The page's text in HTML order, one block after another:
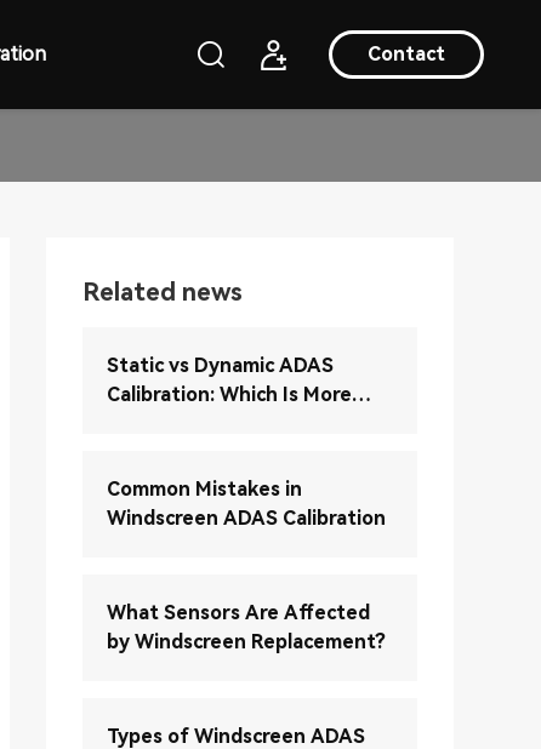
Contact
Related news
Static vs Dynamic ADAS
Calibration: Which Is More
Common Mistakes in
Windscreen ADAS Calibration
What Sensors Are Affected
by Windscreen Replacement?
Types of Windscreen ADAS